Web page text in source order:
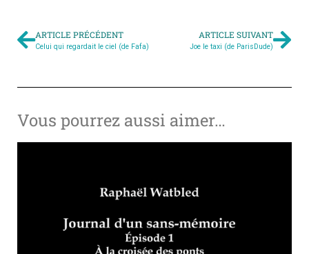
ARTICLE PRÉCÉDENT
Celui qui regardait le ciel (de Fafa)
ARTICLE SUIVANT
Joe le taxi (de ParisDude)
Vous pourrez aussi aimer…